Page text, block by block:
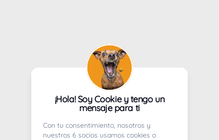
¡Hola! Soy Cookie y tengo un
mensaje para ti
Con tu consentimiento, nosotros y
nuestros 6 socios usamos cookies o